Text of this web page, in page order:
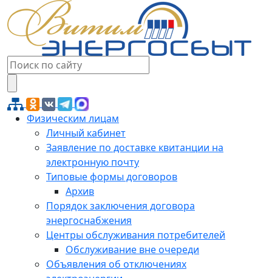
Физическим лицам
Личный кабинет
Заявление по доставке квитанции на
электронную почту
Типовые формы договоров
Архив
Порядок заключения договора
энергоснабжения
Центры обслуживания потребителей
Обслуживание вне очереди
Объявления об отключениях